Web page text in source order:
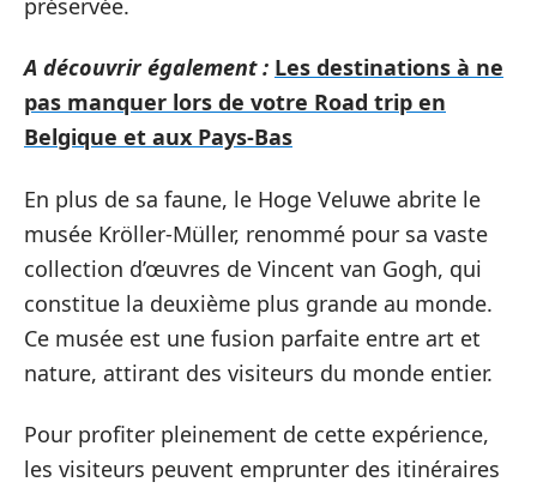
A découvrir également : Les destinations à ne
pas manquer lors de votre Road trip en
Belgique et aux Pays-Bas
En plus de sa faune, le Hoge Veluwe abrite le
musée Kröller-Müller, renommé pour sa vaste
collection d’œuvres de Vincent van Gogh, qui
constitue la deuxième plus grande au monde.
Ce musée est une fusion parfaite entre art et
nature, attirant des visiteurs du monde entier.
Pour profiter pleinement de cette expérience,
les visiteurs peuvent emprunter des itinéraires